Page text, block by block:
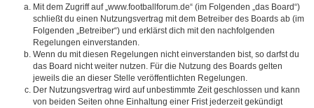
Mit dem Zugriff auf „www.footballforum.de“ (im Folgenden „das Board“)
schließt du einen Nutzungsvertrag mit dem Betreiber des Boards ab (im
Folgenden „Betreiber“) und erklärst dich mit den nachfolgenden
Regelungen einverstanden.
Wenn du mit diesen Regelungen nicht einverstanden bist, so darfst du
das Board nicht weiter nutzen. Für die Nutzung des Boards gelten
jeweils die an dieser Stelle veröffentlichten Regelungen.
Der Nutzungsvertrag wird auf unbestimmte Zeit geschlossen und kann
von beiden Seiten ohne Einhaltung einer Frist jederzeit gekündigt